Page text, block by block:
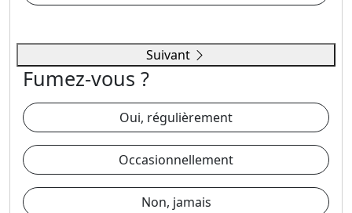
Suivant
Fumez-vous ?
Oui, régulièrement
Occasionnellement
Non, jamais